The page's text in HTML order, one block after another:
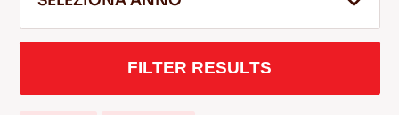
FILTER RESULTS